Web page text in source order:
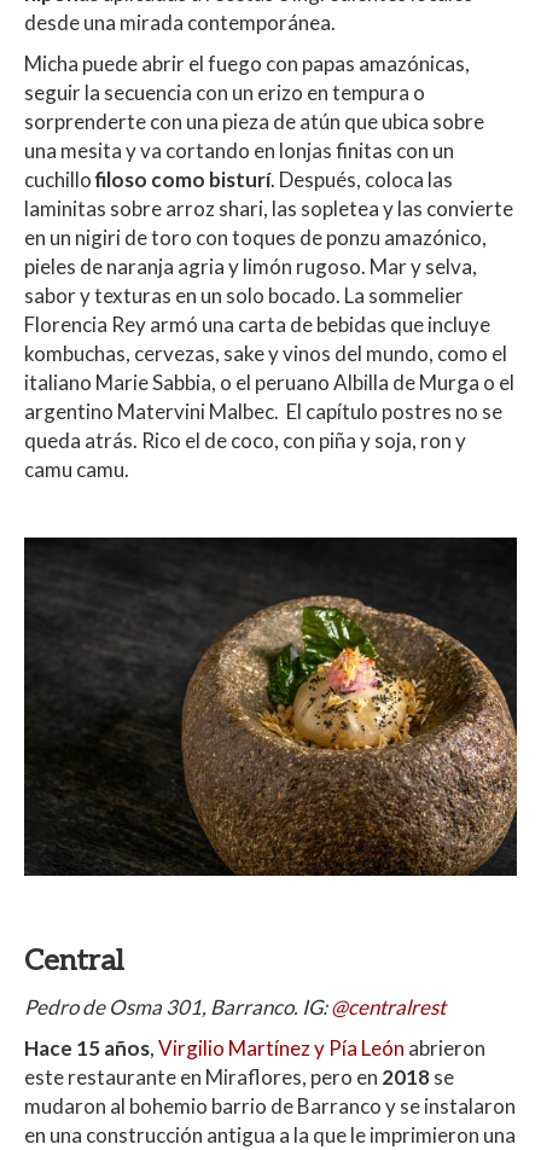
desde una mirada contemporánea.
Micha puede abrir el fuego con papas amazónicas,
seguir la secuencia con un erizo en tempura o
sorprenderte con una pieza de atún que ubica sobre
una mesita y va cortando en lonjas finitas con un
cuchillofiloso como bisturí. Después, coloca las
laminitas sobre arroz shari, las sopletea y las convierte
en un nigiri de toro con toques de ponzu amazónico,
pieles de naranja agria y limón rugoso. Mar y selva,
sabor y texturas en un solo bocado. La sommelier
Florencia Rey armó una carta de bebidas que incluye
kombuchas, cervezas, sake y vinos del mundo, como el
italiano Marie Sabbia, o el peruano Albilla de Murga o el
argentino Matervini Malbec. El capítulo postres no se
queda atrás. Rico el de coco, con piña y soja, ron y
camu camu.
Central
Pedro de Osma 301, Barranco. IG:@centralrest
Hace 15 años,Virgilio Martínez y Pía León abrieron
este restaurante en Miraflores, pero en 2018se
mudaron al bohemio barrio de Barranco y se instalaron
en una construcción antigua a la que le imprimieron una